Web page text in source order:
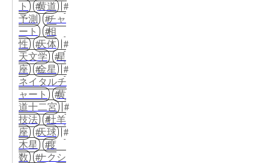
ト
黄道
予測
チャ
ート
相
性
天体
天文学
星
座
金星
ネイタルチ
ャート
黄
道十二宮
技法
牡羊
座
天球
木星
度
数
ナクシ